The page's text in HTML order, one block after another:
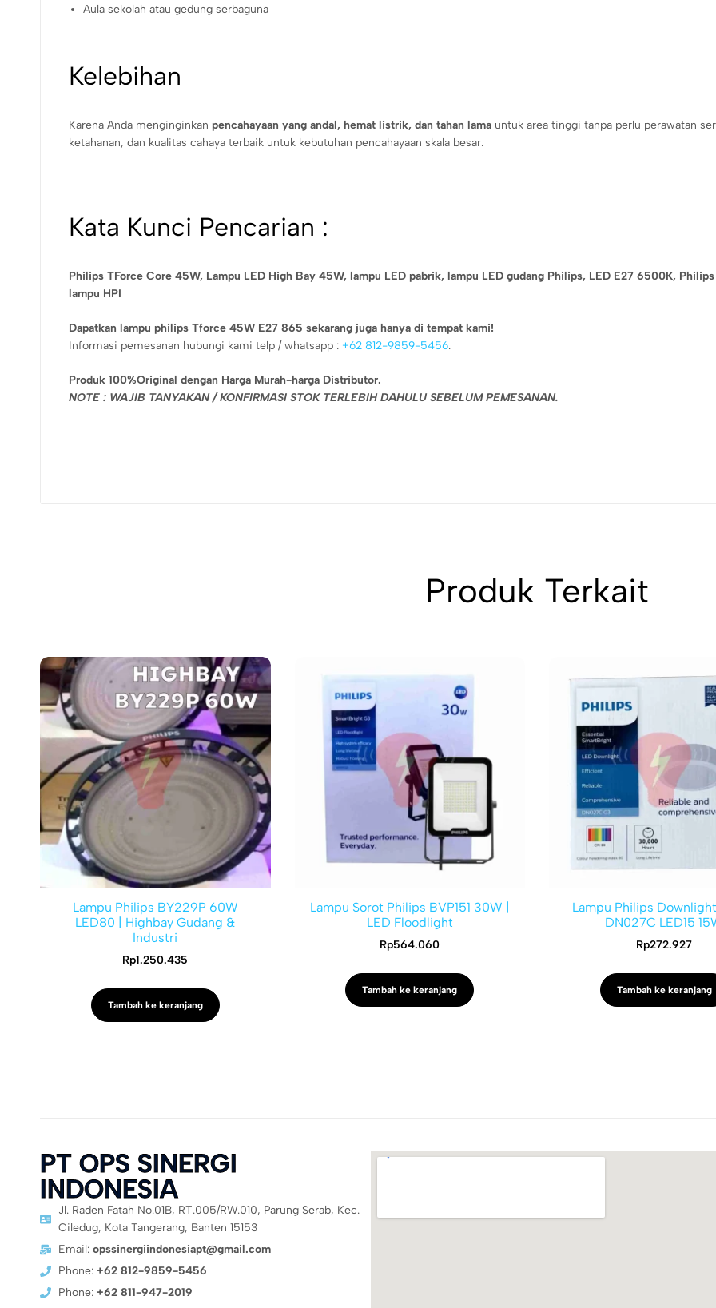
Aula sekolah atau gedung serbaguna
Kelebihan
Karena Anda menginginkan pencahayaan yang andal, hemat listrik, dan tahan lama untuk area tinggi tanpa perlu perawatan
ketahanan, dan kualitas cahaya terbaik untuk kebutuhan pencahayaan skala besar.
Kata Kunci Pencarian :
Philips TForce Core 45W, Lampu LED High Bay 45W, lampu LED pabrik, lampu LED gudang Philips, LED E27 6500K,
lampu HPI
Dapatkan lampu philips Tforce 45W E27 865 sekarang juga hanya di tempat kami!
Informasi pemesanan hubungi kami telp / whatsapp : +62 812-9859-5456.
Produk 100%Original dengan Harga Murah-harga Distributor.
NOTE : WAJIB TANYAKAN / KONFIRMASI STOK TERLEBIH DAHULU SEBELUM PEMESANAN.
Produk Terkait
Lampu Philips BY229P 60W
LED80 | Highbay Gudang &
Industri
Rp1.250.435
Tambah ke keranjang
Lampu Sorot Philips BVP151 30W |
LED Floodlight
Rp564.060
Tambah ke keranjang
Lampu Philips
DN027C LED15
Rp272.927
Tambah ke keranjang
PT OPS SINERGI
INDONESIA
Jl. Raden Fatah No.01B, RT.005/RW.010, Parung Serab, Kec.
Ciledug, Kota Tangerang, Banten 15153
Email: opssinergiindonesiapt@gmail.com
Phone: +62 812-9859-5456
Phone: +62 811-947-2019